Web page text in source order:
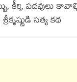
కీర్తి, పదవులు
సత్య కథ